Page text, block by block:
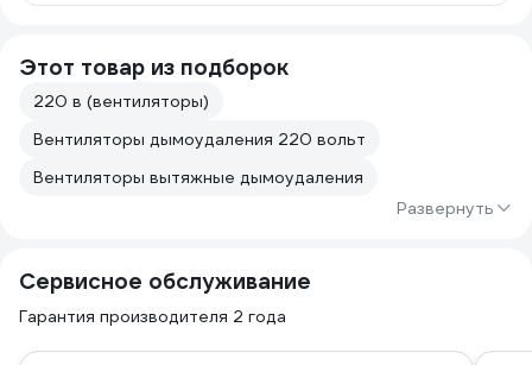
Этот товар из подборок
220 в (вентиляторы)
Вентиляторы дымоудаления 220 вольт
Вентиляторы вытяжные дымоудаления
Развернуть
Сервисное обслуживание
Гарантия производителя 2 года